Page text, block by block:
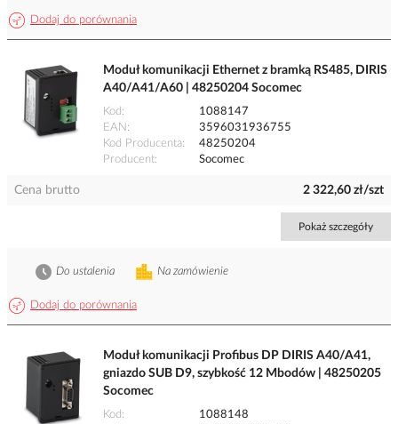
Dodaj do porównania
Moduł komunikacji Ethernet z bramką RS485, DIRIS
A40/A41/A60 | 48250204 Socomec
Kod
1088147
EAN
3596031936755
Kod Producenta
48250204
Producent
Socomec
Cena brutto 2 322,60 zł/szt
Pokaż szczegóły
Dodaj do porównania
Na zamówienie
Do ustalenia
Moduł komunikacji Profibus DP DIRIS A40/A41,
gniazdo SUB D9, szybkość 12 Mbodów | 48250205
Socomec
Kod
1088148